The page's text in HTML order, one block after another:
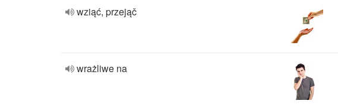
wziąć, przejąč
wrażliwe na